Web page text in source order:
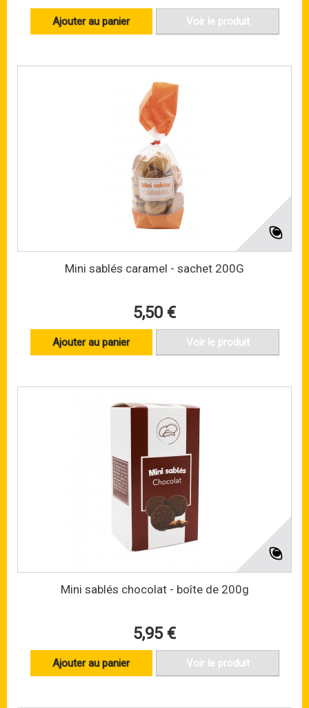
Ajouter au panier Voir le produit
Mini sablés caramel - sachet 200G
5,50 €
Ajouter au panier Voir le produit
Mini sablés chocolat - boîte de 200g
5,95 €
Ajouter au panier Voir le produit